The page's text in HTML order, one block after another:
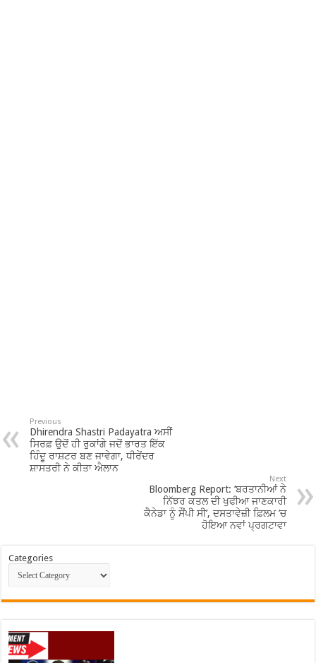
Previous
Dhirendra Shastri Padayatra ਅਸੀਂ
ਸਿਰਫ਼ ਉਦੋਂ ਹੀ ਰੁਕਾਂਗੇ ਜਦੋਂ ਭਾਰਤ ਇੱਕ
ਹਿੰਦੂ ਰਾਸ਼ਟਰ ਬਣ ਜਾਵੇਗਾ, ਧੀਰੇਂਦਰ
ਸ਼ਾਸਤਰੀ ਨੇ ਕੀਤਾ ਐਲਾਨ
Next
Bloomberg Report: ‘ਬਰਤਾਨੀਆਂ ਨੇ
ਨਿੱਝਰ ਕਤਲ ਦੀ ਖੁਫੀਆ ਜਾਣਕਾਰੀ
ਕੈਨੇਡਾ ਨੂੰ ਸੌਂਪੀ ਸੀ’, ਦਸਤਾਵੇਜ਼ੀ ਫ਼ਿਲਮ ’ਚ
ਹੋਇਆ ਨਵਾਂ ਪ੍ਰਗਟਾਵਾ
Categories